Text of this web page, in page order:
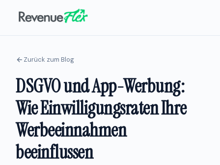
Zurück zum Blog
DSGVO und App-Werbung:
Wie Einwilligungsraten Ihre
Werbeeinnahmen
beeinflussen